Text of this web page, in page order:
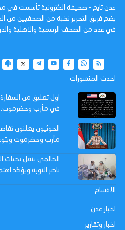
يضم فريق التحرير نخبة من الصحفيين من
في عدد من الصحف الرسمية والاهلية
احدث المنشورات
اول تعليق من
في مأرب
الحوثيون يعلنون
مأرب وحضرموت
الحالمي ينقل تحيات
ناصر النوبة ويؤكد
الاقسام
اخبار عدن
اخبار وتقارير